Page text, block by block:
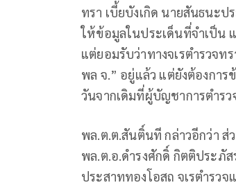
ทรา เบี้ยบังเกิด นายสันธนะ
ให้ข้อมูลในประเด็นที่จำเป็น
แต่ยอมรับว่าทางจเรตำรวจท
พล จ.” อยู่แล้ว แต่ยังต้องการ
วันจากเดิมที่ผู้บัญชาการตำร
พล.ต.ต.สันติ์นที กล่าวอีกว่า
พล.ต.อ.ดำรงศักดิ์ กิตติประภั
ประสาททองโอสถ จเรตำรว